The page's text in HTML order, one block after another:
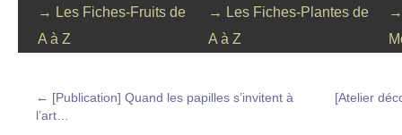
→ Les Fiches-Fruits de
A à Z
→ Les Fiches-Plantes de
A à Z
→
← [Publication] Quand les papilles s’invitent à
l’art…
[Atelier